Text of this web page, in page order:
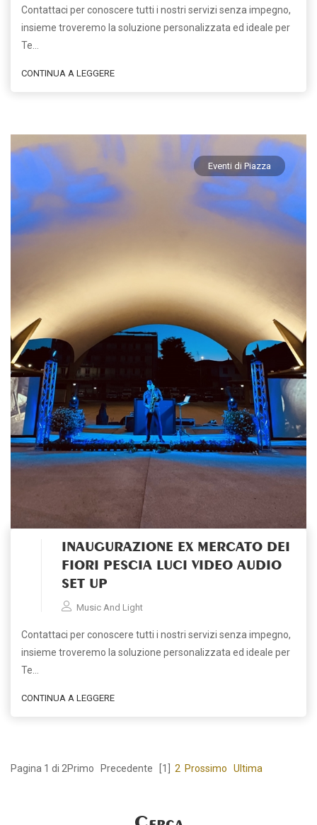
Contattaci per conoscere tutti i nostri servizi senza impegno,
insieme troveremo la soluzione personalizzata ed ideale per
Te…
CONTINUA A LEGGERE
Eventi di Piazza
INAUGURAZIONE EX MERCATO DEI
FIORI PESCIA LUCI VIDEO AUDIO
SET UP
Music And Light
Contattaci per conoscere tutti i nostri servizi senza impegno,
insieme troveremo la soluzione personalizzata ed ideale per
Te…
CONTINUA A LEGGERE
Pagina 1 di 2Primo Precedente [1] 2 Prossimo Ultima